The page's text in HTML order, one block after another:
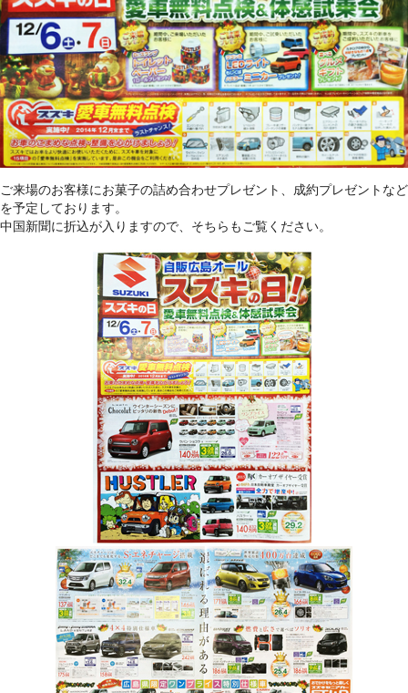
ご来場のお客様にお菓子の詰め合わせプレゼント、成約プレゼントなど
を予定しております。
中国新聞に折込が入りますので、そちらもご覧ください。